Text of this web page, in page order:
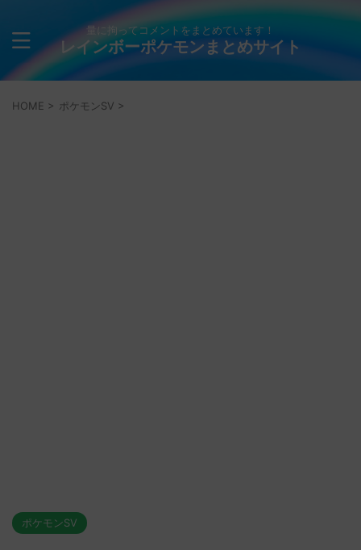
量に拘ってコメントをまとめています！
レインボーポケモンまとめサイト
HOME > ポケモンSV >
ポケモンSV